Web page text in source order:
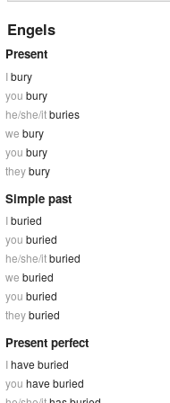
Engels
Present
Ibury
you bury
he/she/itburies
we bury
you bury
theybury
Simple past
Iburied
you buried
he/she/itburied
we buried
you buried
theyburied
Present perfect
Ihave buried
you have buried